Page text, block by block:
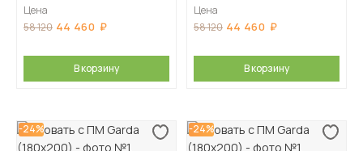
Цена
58 120 44 460
В корзину
Цена
58 120 44 460
В корзину
-24% -24%